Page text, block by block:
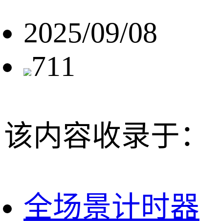
2025/09/08
711
该内容收录于：
全场景计时器